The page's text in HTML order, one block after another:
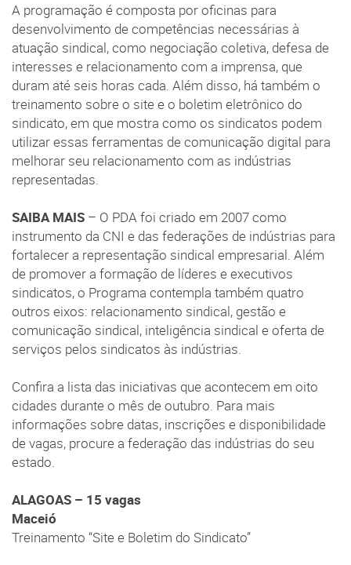
A programação é composta por oficinas para
desenvolvimento de competências necessárias à
atuação sindical, como negociação coletiva, defesa de
interesses e relacionamento com a imprensa, que
duram até seis horas cada. Além disso, há também o
treinamento sobre o site e o boletim eletrônico do
sindicato, em que mostra como os sindicatos podem
utilizar essas ferramentas de comunicação digital para
melhorar seu relacionamento com as indústrias
representadas.
SAIBA MAIS – O PDA foi criado em 2007 como
instrumento da CNI e das federações de indústrias para
fortalecer a representação sindical empresarial. Além
de promover a formação de líderes e executivos
sindicatos, o Programa contempla também quatro
outros eixos: relacionamento sindical, gestão e
comunicação sindical, inteligência sindical e oferta de
serviços pelos sindicatos às indústrias.
Confira a lista das iniciativas que acontecem em oito
cidades durante o mês de outubro. Para mais
informações sobre datas, inscrições e disponibilidade
de vagas, procure a federação das indústrias do seu
estado.
ALAGOAS – 15 vagas
Maceió
Treinamento “Site e Boletim do Sindicato”